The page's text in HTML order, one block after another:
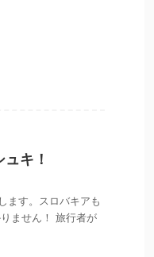
キ！
ます。スロバキアも
ません！ 旅行者が